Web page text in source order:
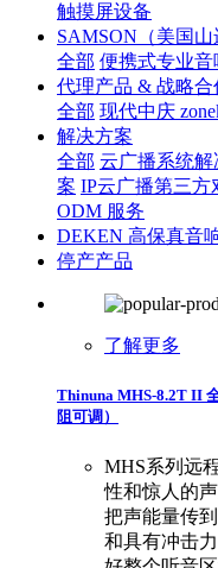
触摸屏设备
SAMSON（美国山
全部 便携式专业音
代理产品 & 战略合
全部 现代中庆
解决方案
全部 云广播系统解
案 IP云广播第三方
ODM 服务
DEKEN 高保真音
停产产品
了解更多
Thinuna MHS-8.2T II
阻可调）
MHS系列远
性和惊人的
把声能量传
和具有冲击